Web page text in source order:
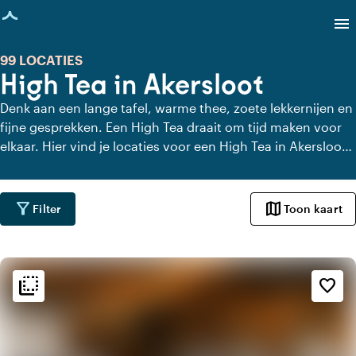
geladen
menu
High Tea in Akersloot
99 LOCATIES
Denk aan een lange tafel, warme thee, zoete lekkernijen en
fijne gesprekken. Een High Tea draait om tijd maken voor
elkaar. Hier vind je locaties voor een High Tea in Akersloot
heel lekker eten. Even geen haast, alleen aandacht voor
elkaar en de lekkernijen.
filter_alt Filter map Toon kaart
flip_to_back favorite_border
flip_to_back Sfeer en esthetiek
landscape
Landelijk
favorite